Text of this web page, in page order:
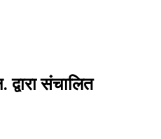
संचालित